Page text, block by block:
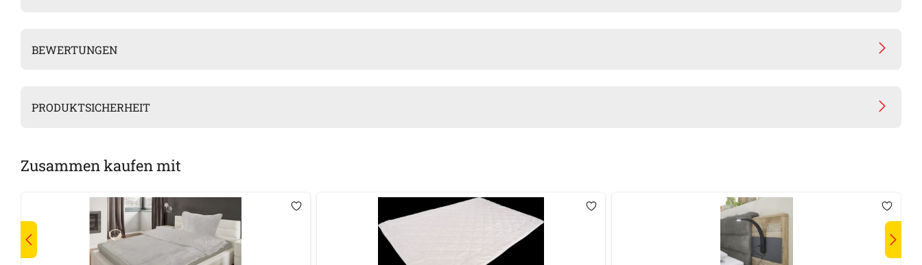
BEWERTUNGEN
PRODUKTSICHERHEIT
Zusammen kaufen mit